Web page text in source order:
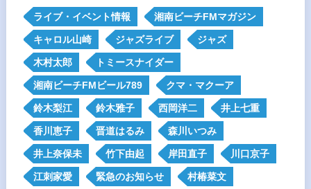
ライブ・イベント情報 湘南ビーチFMマガジン
キャロル山崎 ジャズライブ ジャズ
木村太郎 トミースナイダー
湘南ビーチFMビール789 クマ・マクーア
鈴木梨江 鈴木雅子 西岡洋二 井上七重
香川恵子 晋道はるみ 森川いつみ
井上奈保未 竹下由起 岸田直子 川口京子
江刺家愛 緊急のお知らせ 村椿菜文